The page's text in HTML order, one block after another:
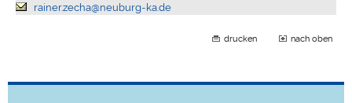
rainer.zecha@neuburg-ka.de
drucken nach oben